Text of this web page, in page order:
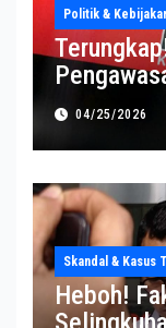
Politik &
Alasannya
04/25/2026
Skandal & Kasus
Heboh!